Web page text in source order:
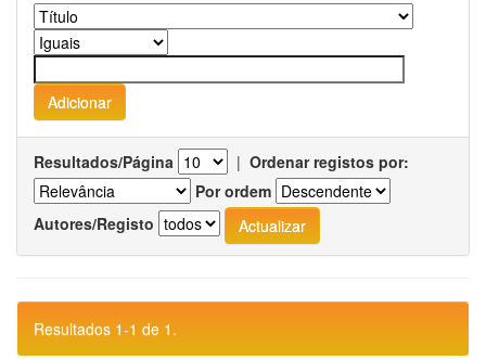
Resultados/Página | Ordenar registos por:
Por ordem
Autores/Registo
Resultados 1-1 de 1.